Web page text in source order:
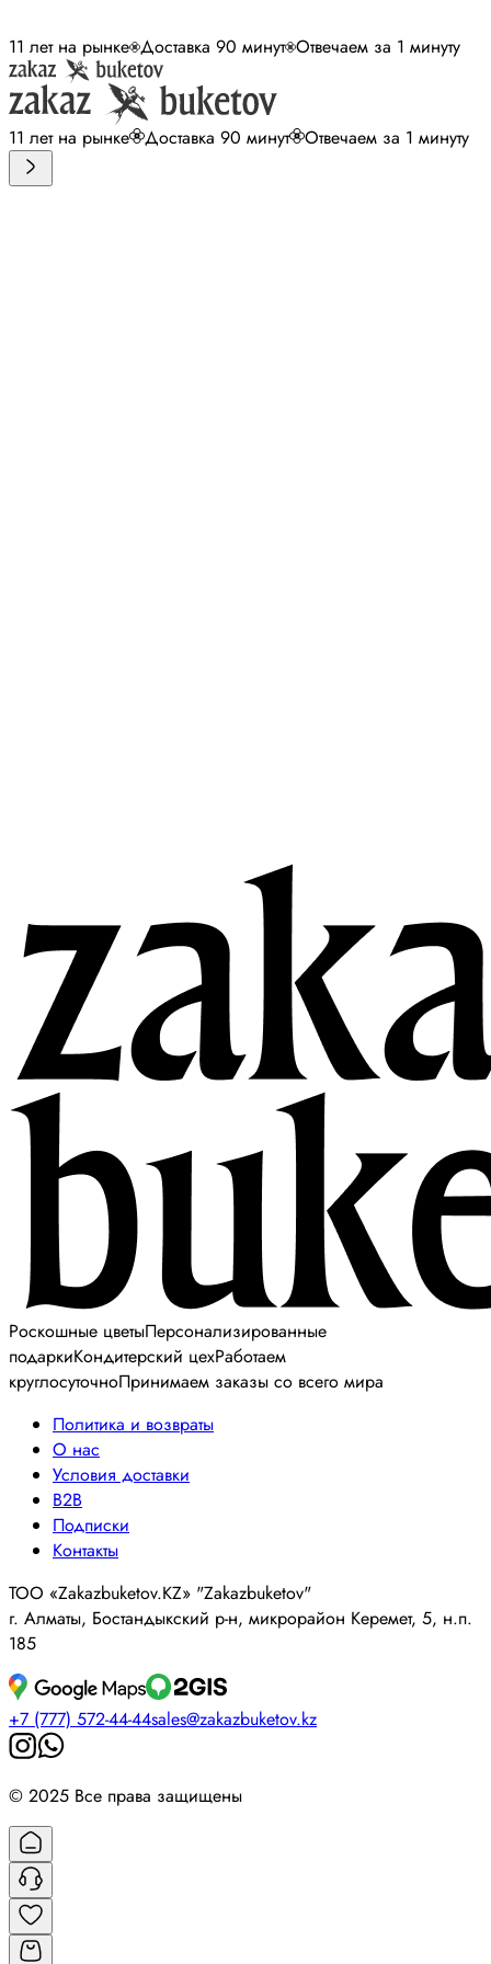
11 лет на рынке Доставка 90 минут Отвечаем за 1 минуту
11 лет на рынке Доставка 90 минут Отвечаем за 1 минуту
Роскошные цветыПерсонализированные
подаркиКондитерский цехРаботаем
круглосуточноПринимаем заказы со всего мира
Политика и возвраты
О нас
Условия доставки
B2B
Подписки
Контакты
ТОО «Zakazbuketov.KZ» "Zakazbuketov"
г. Алматы, Бостандыкский р-н, микрорайон Керемет, 5, н.п.
185
+7 (777) 572-44-44sales@zakazbuketov.kz
© 2025 Все права защищены